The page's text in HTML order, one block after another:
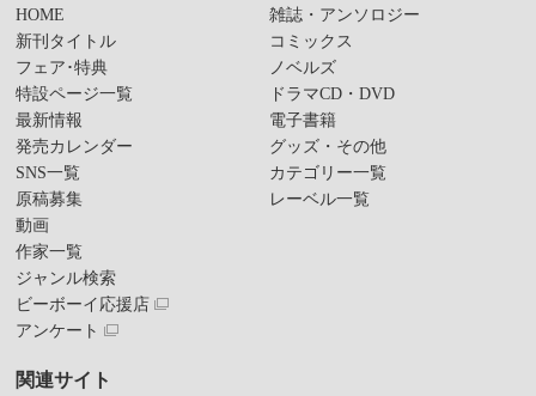
HOME
新刊タイトル
フェア･特典
特設ページ一覧
最新情報
発売カレンダー
SNS一覧
原稿募集
動画
作家一覧
ジャンル検索
ビーボーイ応援店
アンケート
雑誌・アンソロジー
コミックス
ノベルズ
ドラマCD・DVD
電子書籍
グッズ・その他
カテゴリー一覧
レーベル一覧
関連サイト